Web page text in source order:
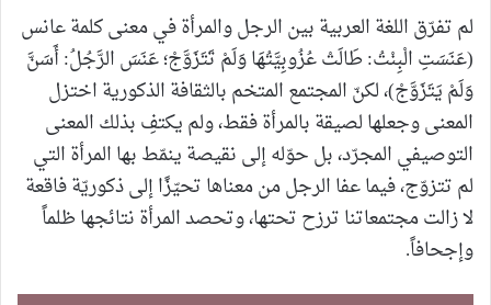
لم تفرّق اللغة العربية بين الرجل والمرأة في معنى كلمة عانس
(عَنَسَتِ الْبِنْتُ: طَالَتْ عُزُوبِيَّتُهَا وَلَمْ تَتَزَوَّجْ؛ عَنَسَ الرَّجُلُ: أَسَنَّ
وَلَمْ يَتَزَوَّجْ)، لكنّ المجتمع المتخم بالثقافة الذكورية اختزل
المعنى وجعلها لصيقة بالمرأة فقط، ولم يكتفِ بذلك المعنى
التوصيفي المجرّد، بل حوّله إلى نقيصة ينمّط بها المرأة التي
لم تتزوّج، فيما عفا الرجل من معناها تحيّزًا إلى ذكوريّة فاقعة
لا زالت مجتمعاتنا ترزح تحتها، وتحصد المرأة نتائجها ظلماً
وإجحافاً.